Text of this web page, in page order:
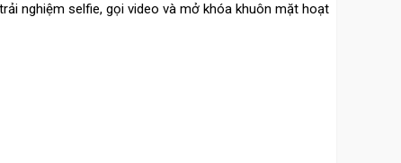
nghiệm selfie, gọi video và mở khóa khuôn mặt hoạt